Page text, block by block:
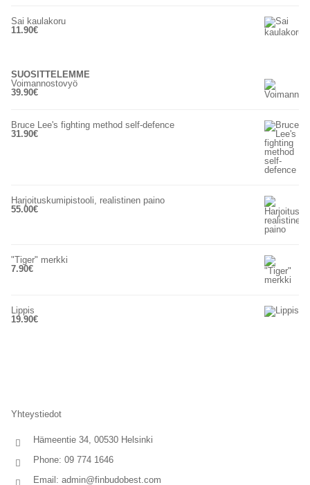
Sai kaulakoru
11.90€
SUOSITTELEMME
Voimannostovyö
39.90€
Bruce Lee's fighting method self-defence
31.90€
Harjoituskumipistooli, realistinen paino
55.00€
"Tiger" merkki
7.90€
Lippis
19.90€
Yhteystiedot
Hämeentie 34, 00530 Helsinki
Phone: 09 774 1646
Email: admin@finbudobest.com